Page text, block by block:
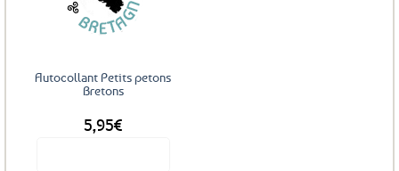
Autocollant Petits petons
Bretons
5,95€